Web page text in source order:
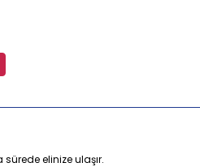
sürede elinize ulaşır.